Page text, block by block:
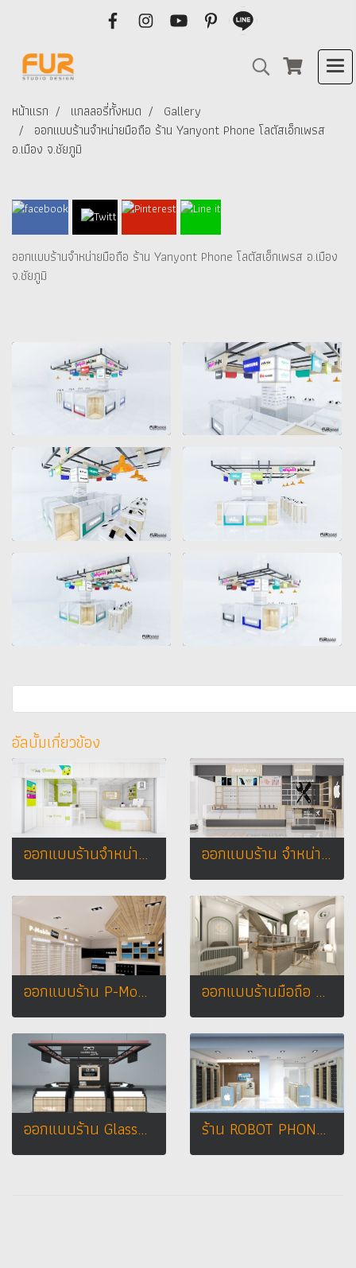
หน้าแรก แกลลอรี่ทั้งหมด
Gallery
ออกแบบร้านจำหน่ายมือถือ ร้าน Yanyont Phone โลตัสเอ็กเพรส
อ.เมือง จ.ชัยภูมิ
ออกแบบร้านจำหน่ายมือถือ ร้าน Yanyont Phone โลตัสเอ็กเพรส อ.เมือง
จ.ชัยภูมิ
อัลบั้มเกี่ยวข้อง
ออกแบบร้านจำหน่ายมือถือ ร้าน ร้าน ais buddy by น้ำแข็งโฟน จ.ห้างกาฬสินธุ์พลาซ่า จ.กาฬสินธุ์ ออกแบบร้าน จำหน่ายมือถือ ซ่อมมือถือ ร้าน iSmart Service บิ๊กซี จ.มุกดาหาร
ออกแบบร้าน P-Mobile Plus เกาะพีพี จังหวัดกระบี่ ออกแบบร้านมือถือ Goodgems บางคูวัต
ออกแบบร้าน Glasses Holic : ร้านจำหน่ายแว่นตา @ Tops Plaza Phayao ร้าน ROBOT PHONE SHOP